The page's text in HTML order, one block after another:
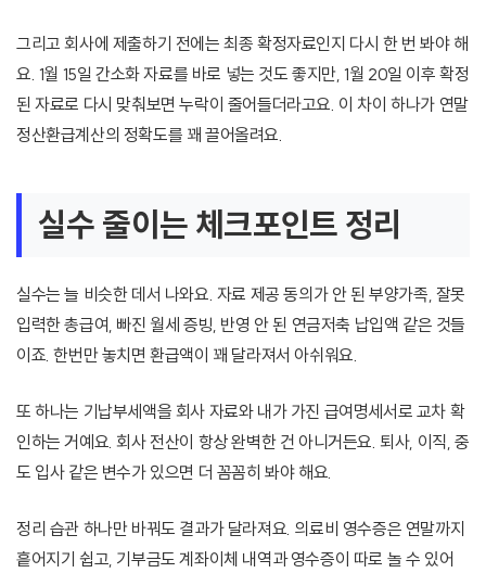
그리고 회사에 제출하기 전에는 최종 확정자료인지 다시 한 번 봐야 해
요. 1월 15일 간소화 자료를 바로 넣는 것도 좋지만, 1월 20일 이후 확정
된 자료로 다시 맞춰보면 누락이 줄어들더라고요. 이 차이 하나가 연말
정산환급계산의 정확도를 꽤 끌어올려요.
실수 줄이는 체크포인트 정리
실수는 늘 비슷한 데서 나와요. 자료 제공 동의가 안 된 부양가족, 잘못
입력한 총급여, 빠진 월세 증빙, 반영 안 된 연금저축 납입액 같은 것들
이죠. 한번만 놓치면 환급액이 꽤 달라져서 아쉬워요.
또 하나는 기납부세액을 회사 자료와 내가 가진 급여명세서로 교차 확
인하는 거예요. 회사 전산이 항상 완벽한 건 아니거든요. 퇴사, 이직, 중
도 입사 같은 변수가 있으면 더 꼼꼼히 봐야 해요.
정리 습관 하나만 바꿔도 결과가 달라져요. 의료비 영수증은 연말까지
흩어지기 쉽고, 기부금도 계좌이체 내역과 영수증이 따로 놀 수 있어